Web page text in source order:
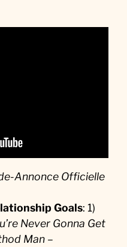
Annonce Officielle
Goals: 1)
Never Gonna Get
Man –